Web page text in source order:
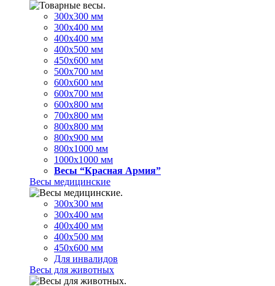
300х300 мм
300х400 мм
400х400 мм
400х500 мм
450х600 мм
500х700 мм
600х600 мм
600х700 мм
600х800 мм
700х800 мм
800х800 мм
800х900 мм
800х1000 мм
1000х1000 мм
Весы “Красная Армия”
Весы медицинские
300х300 мм
300х400 мм
400х400 мм
400х500 мм
450х600 мм
Для инвалидов
Весы для животных